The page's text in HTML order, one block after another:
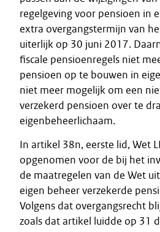
regelgeving voor pensioen in
extra overgangstermijn van
uiterlijk op 30 juni 2017.
fiscale pensioenregels niet
pensioen op te bouwen in
niet meer mogelijk om een
verzekerd pensioen over te
eigenbeheerlichaam.
In artikel 38n, eerste lid, Wet
opgenomen voor de bij het
de maatregelen van de Wet
eigen beheer verzekerde
Volgens dat overgangsrecht
zoals dat artikel luidde op 31